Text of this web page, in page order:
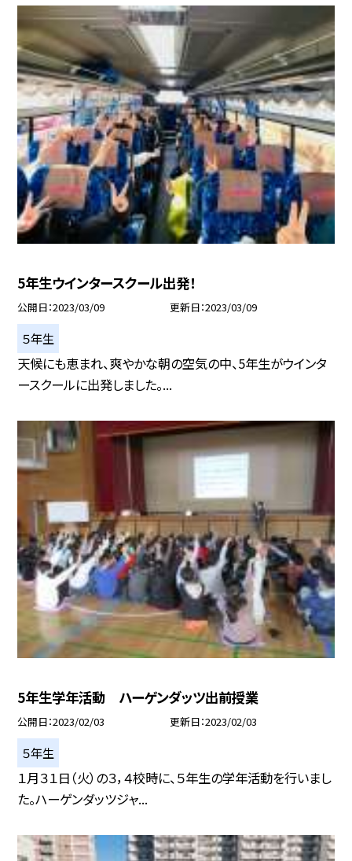
5年生ウインタースクール出発！
公開日 2023/03/09 更新日 2023/03/09
５年生
天候にも恵まれ、爽やかな朝の空気の中、5年生がウインタ
ースクールに出発しました。...
5年生学年活動 ハーゲンダッツ出前授業
公開日 2023/02/03 更新日 2023/02/03
５年生
１月３１日（火）の３，４校時に、５年生の学年活動を行いまし
た。ハーゲンダッツジャ...